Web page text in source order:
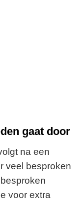
gaat door
na een
veel besproken
voor extra